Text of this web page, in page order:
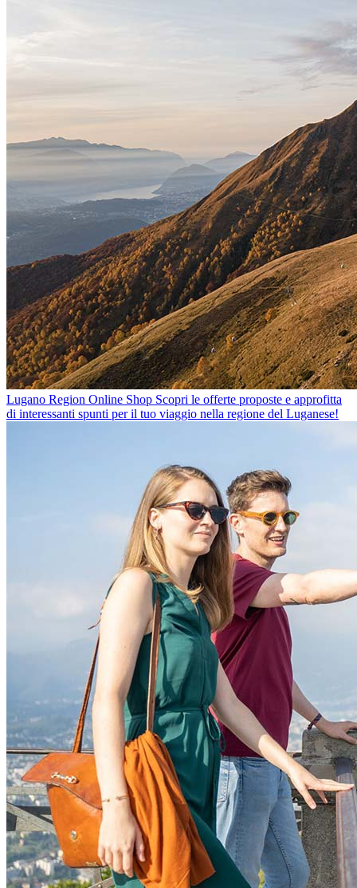
Lugano Region Online Shop Scopri le offerte proposte e approfitta
di interessanti spunti per il tuo viaggio nella regione del Luganese!